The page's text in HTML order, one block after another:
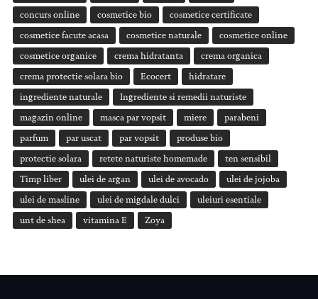
concurs online cosmetice bio cosmetice certificate
cosmetice facute acasa cosmetice naturale cosmetice online
cosmetice organice crema hidratanta crema organica
crema protectie solara bio Ecocert hidratare
ingrediente naturale Ingrediente si remedii naturiste
magazin online masca par vopsit miere parabeni
parfum par uscat par vopsit produse bio
protectie solara retete naturiste homemade ten sensibil
Timp liber ulei de argan ulei de avocado ulei de jojoba
ulei de masline ulei de migdale dulci uleiuri esentiale
unt de shea vitamina E Zoya